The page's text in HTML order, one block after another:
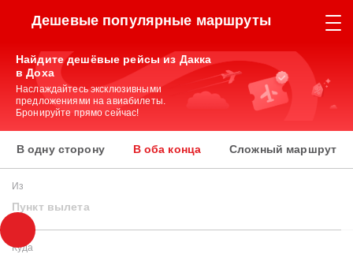
Дешевые популярные маршруты
Найдите дешёвые рейсы из Дакка
в Доха
Наслаждайтесь эксклюзивными
предложениями на авиабилеты.
Бронируйте прямо сейчас!
В одну сторону В оба конца Сложный маршрут
Из
Пункт вылета
Куда